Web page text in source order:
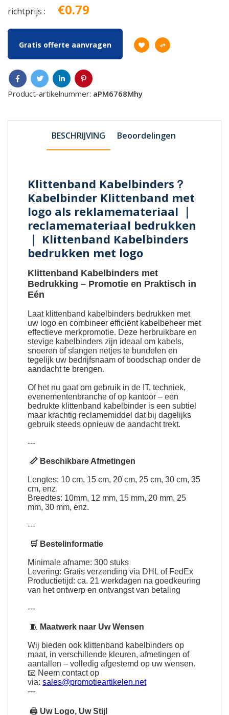
richtprijs : €0.79
Gratis offerte aanvragen
Product-artikelnummer: aPM6768Mhy
BESCHRIJVING Beoordelingen
Klittenband Kabelbinders？
Kabelbinder Klittenband met
logo als reklamemateriaal ｜
reclamemateriaal bedrukken
｜ Klittenband Kabelbinders
bedrukken met logo
Klittenband Kabelbinders met
Bedrukking – Promotie en Praktisch in
Eén
Laat klittenband kabelbinders bedrukken met
uw logo en combineer efficiënt kabelbeheer met
effectieve merkpromotie. Deze herbruikbare en
stevige kabelbinders zijn ideaal om kabels,
snoeren of slangen netjes te bundelen en
tegelijk uw bedrijfsnaam of boodschap onder de
aandacht te brengen.
Of het nu gaat om gebruik in de IT, techniek,
evenementenbranche of op kantoor – een
bedrukte klittenband kabelbinder is een subtiel
maar krachtig reclamemiddel dat bij dagelijks
gebruik steeds opnieuw de aandacht trekt.
---
📏 Beschikbare Afmetingen
Lengtes: 10 cm, 15 cm, 20 cm, 25 cm, 30 cm, 35
cm, enz.
Breedtes: 10mm, 12 mm, 15 mm, 20 mm, 25
mm, 30 mm, enz.
---
🛒 Bestelinformatie
Minimale afname: 300 stuks
Levering: Gratis verzending via DHL of FedEx
Productietijd: ca. 21 werkdagen na goedkeuring
van het ontwerp en ontvangst van betaling
---
🧵 Maatwerk naar Uw Wensen
Wij bieden ook klittenband kabelbinders op
maat, in verschillende kleuren, afmetingen of
aantallen – volledig afgestemd op uw wensen.
📧 Neem contact op
via:sales@promotieartikelen.net
---
🖨 Uw Logo, Uw Stijl